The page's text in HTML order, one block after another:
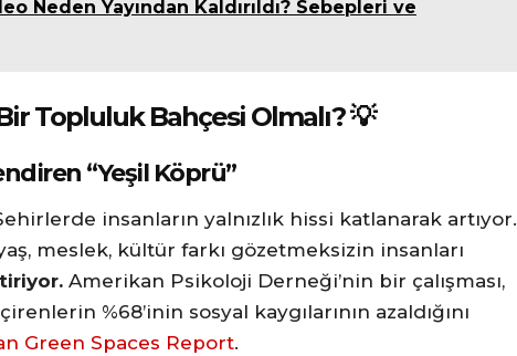
Neden Yayından Kaldırıldı? Sebepleri ve
Topluluk Bahçesi Olmalı? 💡
“Yeşil Köprü”
insanların yalnızlık hissi katlanarak artıyor.
meslek, kültür farkı gözetmeksizin insanları
Amerikan Psikoloji Derneği’nin bir çalışması,
%68’inin sosyal kaygılarının azaldığını
Green Spaces Report.